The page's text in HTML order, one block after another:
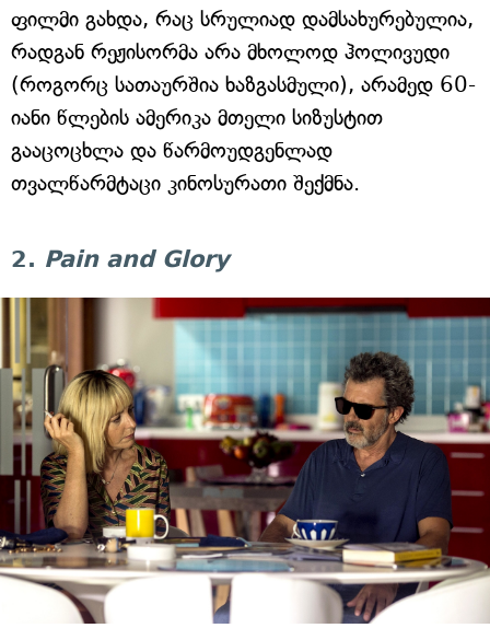
ფილმი გახდა, რაც სრულიად დამსახურებულია,
რადგან რეჟისორმა არა მხოლოდ ჰოლივუდი
(როგორც სათაურშია ხაზგასმული), არამედ 60-
იანი წლების ამერიკა მთელი სიზუსტით
გააცოცხლა და წარმოუდგენლად
თვალწარმტაცი კინოსურათი შექმნა.
2. Pain and Glory